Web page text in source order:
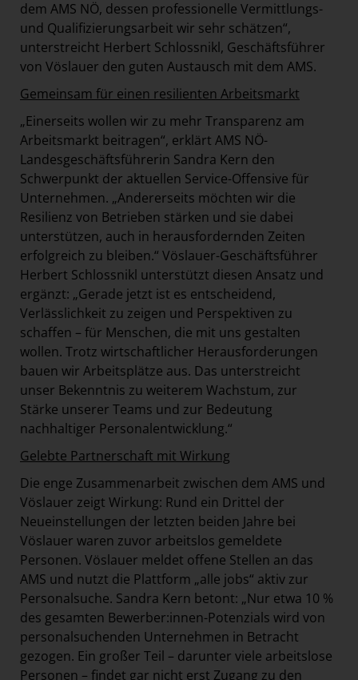
dem AMS NÖ, dessen professionelle Vermittlungs-
und Qualifizierungsarbeit wir sehr schätzen“,
unterstreicht Herbert Schlossnikl, Geschäftsführer
von Vöslauer den guten Austausch mit dem AMS.
Gemeinsam für einen resilienten Arbeitsmarkt
„Einerseits wollen wir zu mehr Transparenz am
Arbeitsmarkt beitragen“, erklärt AMS NÖ-
Landesgeschäftsführerin Sandra Kern den
Schwerpunkt der aktuellen Service-Offensive für
Unternehmen. „Andererseits möchten wir die
Resilienz von Betrieben stärken und sie dabei
unterstützen, auch in herausfordernden Zeiten
erfolgreich zu bleiben.“ Vöslauer-Geschäftsführer
Herbert Schlossnikl unterstützt diesen Ansatz und
ergänzt: „Gerade jetzt ist es entscheidend,
Verlässlichkeit zu zeigen und Perspektiven zu
schaffen – für Menschen, die mit uns gestalten
wollen. Trotz wirtschaftlicher Herausforderungen
bauen wir Arbeitsplätze aus. Das unterstreicht
unser Bekenntnis zu weiterem Wachstum, zur
Stärke unserer Teams und zur Bedeutung
nachhaltiger Personalentwicklung.“
Gelebte Partnerschaft mit Wirkung
Die enge Zusammenarbeit zwischen dem AMS und
Vöslauer zeigt Wirkung: Rund ein Drittel der
Neueinstellungen der letzten beiden Jahre bei
Vöslauer waren zuvor arbeitslos gemeldete
Personen. Vöslauer meldet offene Stellen an das
AMS und nutzt die Plattform „alle jobs“ aktiv zur
Personalsuche. Sandra Kern betont: „Nur etwa 10 %
des gesamten Bewerber:innen-Potenzials wird von
personalsuchenden Unternehmen in Betracht
gezogen. Ein großer Teil – darunter viele arbeitslose
Personen – findet gar nicht erst Zugang zu den